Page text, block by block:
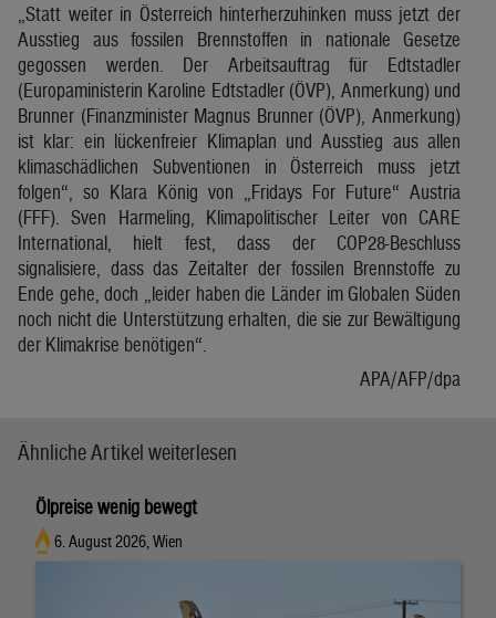
„Statt weiter in Österreich hinterherzuhinken muss jetzt der
Ausstieg aus fossilen Brennstoffen in nationale Gesetze
gegossen werden. Der Arbeitsauftrag für Edtstadler
(Europaministerin Karoline Edtstadler (ÖVP), Anmerkung) und
Brunner (Finanzminister Magnus Brunner (ÖVP), Anmerkung)
ist klar: ein lückenfreier Klimaplan und Ausstieg aus allen
klimaschädlichen Subventionen in Österreich muss jetzt
folgen“, so Klara König von „Fridays For Future“ Austria
(FFF). Sven Harmeling, Klimapolitischer Leiter von CARE
International, hielt fest, dass der COP28-Beschluss
signalisiere, dass das Zeitalter der fossilen Brennstoffe zu
Ende gehe, doch „leider haben die Länder im Globalen Süden
noch nicht die Unterstützung erhalten, die sie zur Bewältigung
der Klimakrise benötigen“.
APA/AFP/dpa
Ähnliche Artikel weiterlesen
Ölpreise wenig bewegt
6. August 2026, Wien